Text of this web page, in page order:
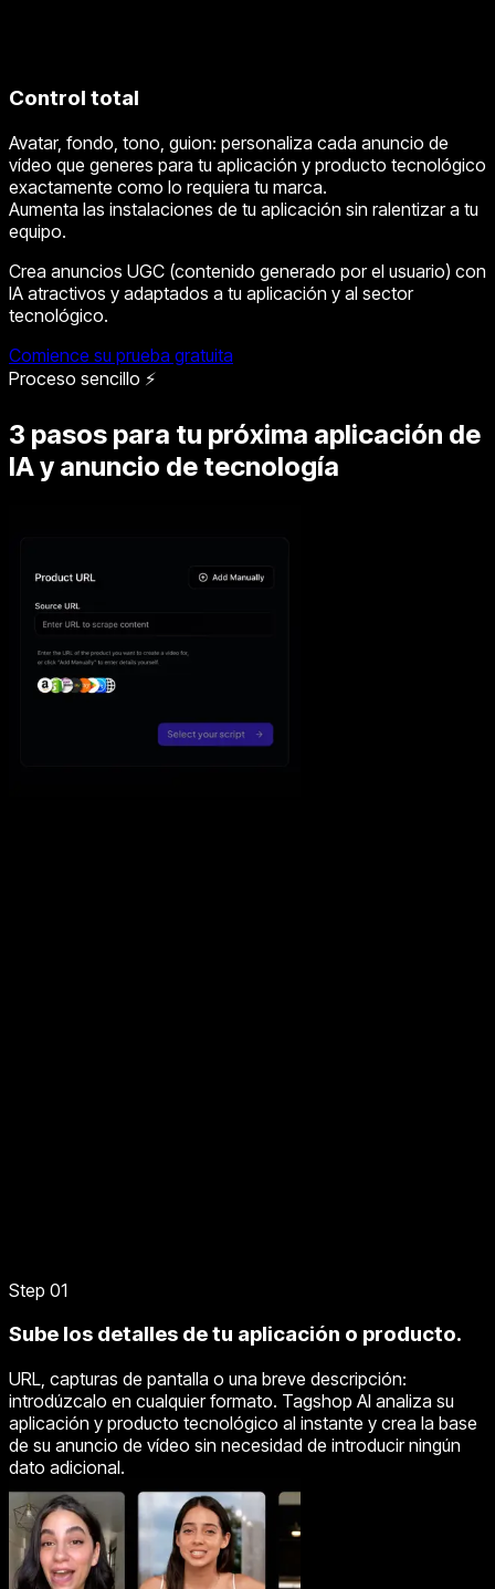
Control total
Avatar, fondo, tono, guion: personaliza cada anuncio de
vídeo que generes para tu aplicación y producto tecnológico
exactamente como lo requiera tu marca.
Aumenta las instalaciones de tu aplicación sin ralentizar a tu
equipo.
Crea anuncios UGC (contenido generado por el usuario) con
IA atractivos y adaptados a tu aplicación y al sector
tecnológico.
Comience su prueba gratuita
Proceso sencillo ⚡
3 pasos para tu próxima aplicación de
IA y anuncio de tecnología
Step 01
Sube los detalles de tu aplicación o producto.
URL, capturas de pantalla o una breve descripción:
introdúzcalo en cualquier formato. Tagshop AI analiza su
aplicación y producto tecnológico al instante y crea la base
de su anuncio de vídeo sin necesidad de introducir ningún
dato adicional.